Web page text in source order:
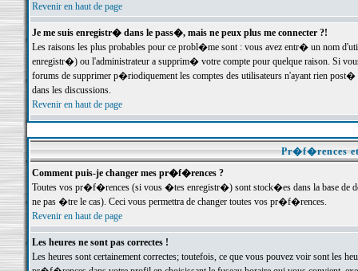
Revenir en haut de page
Je me suis enregistr� dans le pass�, mais ne peux plus me connecter ?!
Les raisons les plus probables pour ce probl�me sont : vous avez entr� un nom
enregistr�) ou l'administrateur a supprim� votre compte pour quelque raison. Si
forums de supprimer p�riodiquement les comptes des utilisateurs n'ayant rien
dans les discussions.
Revenir en haut de page
Pr�f�rences
Comment puis-je changer mes pr�f�rences ?
Toutes vos pr�f�rences (si vous �tes enregistr�) sont stock�es dans la base de
ne pas �tre le cas). Ceci vous permettra de changer toutes vos pr�f�rences.
Revenir en haut de page
Les heures ne sont pas correctes !
Les heures sont certainement correctes; toutefois, ce que vous pouvez voir sont